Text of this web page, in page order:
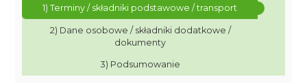
1) Terminy / składniki podstawowe / transport
2) Dane osobowe / składniki dodatkowe /
dokumenty
3) Podsumowanie